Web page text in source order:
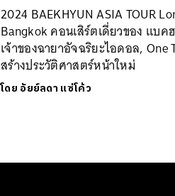
2024 BAEKHYUN ASIA TOUR
Bangkok คอนเสิร์ตเดี่ยวของ แบค
เจ้าของฉายาอัจฉริยะไอดอล, One
สร้างประวัติศาสตร์หน้าใหม่
โดย อัยย์ลดา แซ่โค้ว